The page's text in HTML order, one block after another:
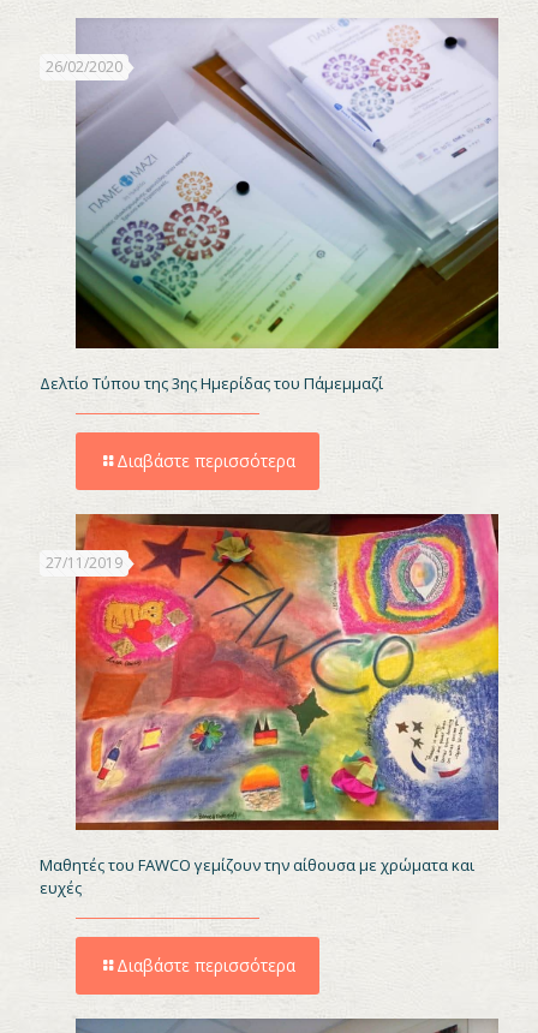
26/02/2020
Δελτίο Τύπου της 3ης Ημερίδας του Πάμεμμαζί
Διαβάστε περισσότερα
27/11/2019
Μαθητές του FAWCO γεμίζουν την αίθουσα με χρώματα και
ευχές
Διαβάστε περισσότερα